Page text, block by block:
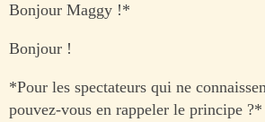
Bonjour Maggy !*
Bonjour !
*Pour les spectateurs qui ne
pouvez-vous en rappeler le principe ?*